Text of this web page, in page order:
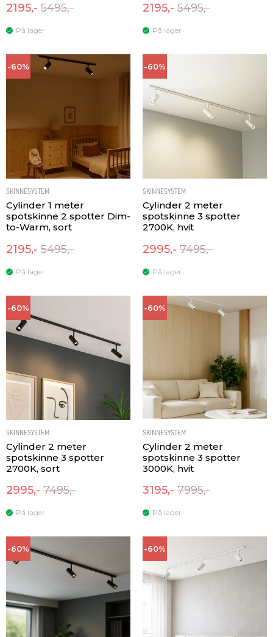
2195,- 5495,-
På lager
2195,- 5495,-
På lager
-60%
SKINNESYSTEM
Cylinder 1 meter
spotskinne 2 spotter Dim-
to-Warm, sort
2195,- 5495,-
På lager
-60%
SKINNESYSTEM
Cylinder 2 meter
spotskinne 3 spotter
2700K, hvit
2995,- 7495,-
På lager
-60%
SKINNESYSTEM
Cylinder 2 meter
spotskinne 3 spotter
2700K, sort
2995,- 7495,-
På lager
-60%
SKINNESYSTEM
Cylinder 2 meter
spotskinne 3 spotter
3000K, hvit
3195,- 7995,-
På lager
-60% -60%